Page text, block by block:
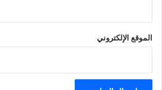
الموقع الإلكتروني